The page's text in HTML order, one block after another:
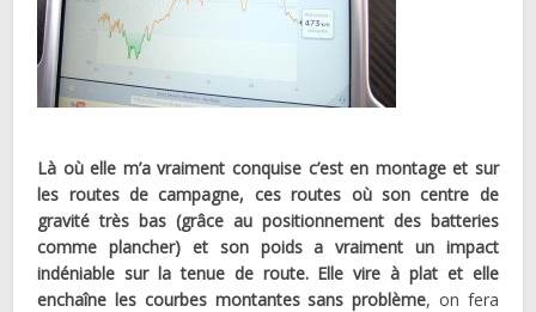
Là où elle m’a vraiment conquise c’est en montage et sur
les routes de campagne, ces routes où son centre de
gravité très bas (grâce au positionnement des batteries
comme plancher) et son poids a vraiment un impact
indéniable sur la tenue de route. Elle vire à plat et elle
enchaîne les courbes montantes sans problème, on fera